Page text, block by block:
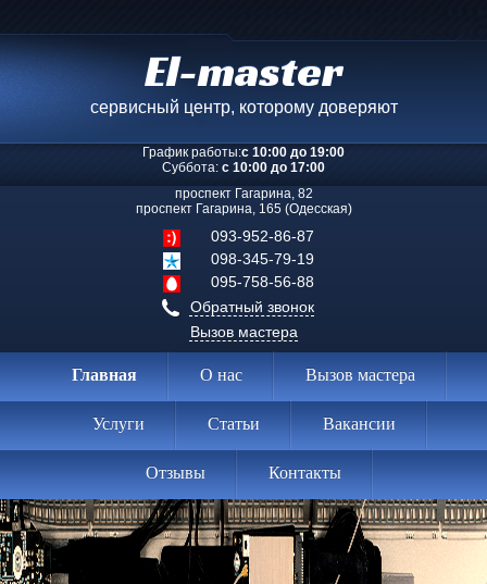
El-master
сервисный центр, которому доверяют
График работы:с 10:00 до 19:00
Суббота: с 10:00 до 17:00
проспект Гагарина, 82
проспект Гагарина, 165 (Одесская)
093-952-86-87
098-345-79-19
095-758-56-88
Обратный звонок
Вызов мастера
Главная О нас Вызов мастера
Услуги Статьи Вакансии
Отзывы Контакты